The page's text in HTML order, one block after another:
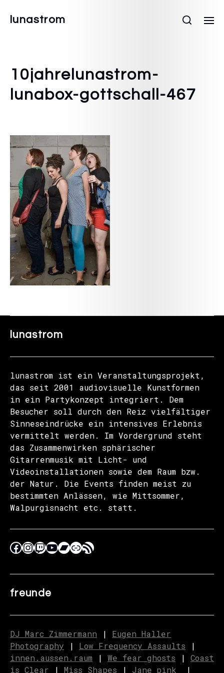
lunastrom
10jahrelunastrom-
lunabox-gottschall-467
lunastrom
lunastrom ist ein Veranstaltungsprojekt,
das seit 2001 audiovisuelle Kunstformen
in ein Partykonzept integriert. Dem
Besucher soll durch den Reiz vielfältiger
Sinneseindrücke ein intensives Erlebnis
vermittelt werden. Im Vordergrund steht
das Zusammenwirken sphärischer
Gitarrenmusik mit Licht- und
Videoinstallationen sowie dem Raum bzw.
der Natur. Die Events finden meist zu
bestimmten Anlässen, wie Mittsommer,
Walpurgisnacht etc. statt.
freunde
DJ Marc Zimmermann | Eugen Haller
Photography | Low Frequency Assaults |
innen.aussen.raum | We fear ghosts | Coast
is Clear | Miss Shapes | Jane_pink_ |